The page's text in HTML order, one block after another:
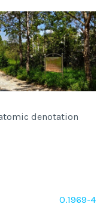
denotation
O.1969-4